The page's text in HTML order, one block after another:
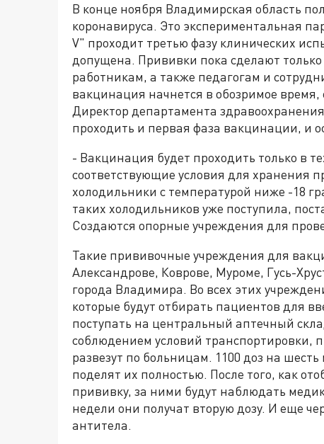
В конце ноября Владимирская область
коронавируса. Это экспериментальная
V" проходит третью фазу клинических
допущена. Прививки пока сделают
работникам, а также педагогам и
вакцинация начнется в обозримое время,
Директор департамента
проходить и первая фаза вакцинации, и
- Вакцинация будет проходить только в
соответствующие условия для хранения
холодильники с температурой ниже -18
таких холодильников уже поступила,
Создаются опорные учреждения для
Такие прививочные учреждения для
Александрове, Коврове, Муроме, Гусь-
города Владимира. Во всех этих
которые будут отбирать пациентов для
поступать на центральный аптечный
соблюдением условий транспортировки,
развезут по больницам. 1100 доз на
поделят их полностью. После того, как
прививку, за ними будут наблюдать
недели они получат вторую дозу. И еще
антитела.